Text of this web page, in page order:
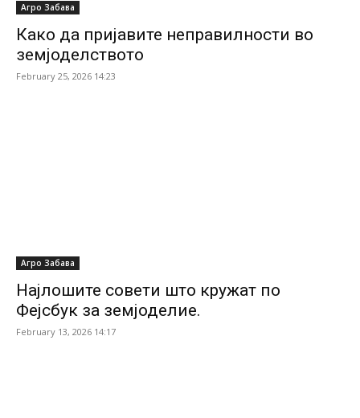
Агро Забава
Како да пријавите неправилности во
земјоделството
February 25, 2026 14:23
Агро Забава
Најлошите совети што кружат по
Фејсбук за земјоделие.
February 13, 2026 14:17